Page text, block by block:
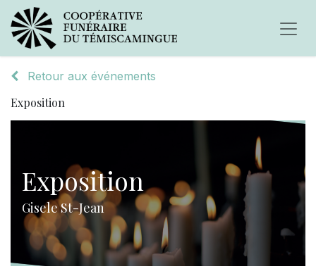
Retour aux événements
Exposition
Exposition
Gisele St-Jean